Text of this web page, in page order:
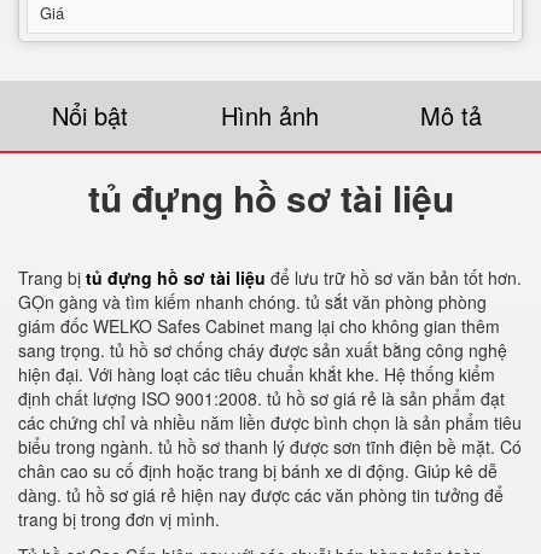
Giá
Nổi bật Hình ảnh Mô tả
tủ đựng hồ sơ tài liệu
Trang bị tủ đựng hồ sơ tài liệu để lưu trữ hồ sơ văn bản tốt hơn.
GỌn gàng và tìm kiếm nhanh chóng. tủ sắt văn phòng phòng
giám đốc WELKO Safes Cabinet mang lại cho không gian thêm
sang trọng. tủ hồ sơ chống cháy được sản xuất bằng công nghệ
hiện đại. Với hàng loạt các tiêu chuẩn khắt khe. Hệ thống kiểm
định chất lượng ISO 9001:2008. tủ hồ sơ giá rẻ là sản phẩm đạt
các chứng chỉ và nhiều năm liền được bình chọn là sản phẩm tiêu
biểu trong ngành. tủ hồ sơ thanh lý được sơn tĩnh điện bề mặt. Có
chân cao su cố định hoặc trang bị bánh xe di động. Giúp kê dễ
dàng. tủ hồ sơ giá rẻ hiện nay được các văn phòng tin tưởng để
trang bị trong đơn vị mình.